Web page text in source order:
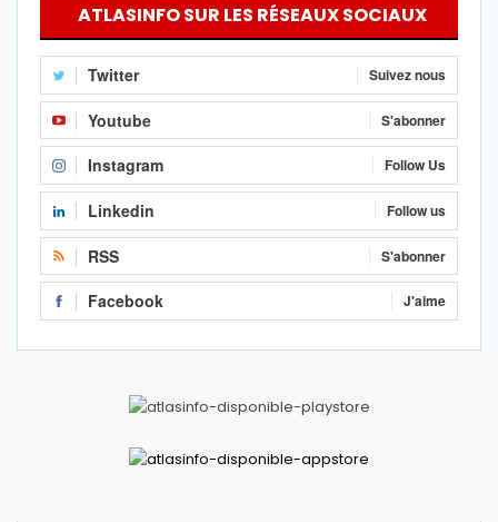
ATLASINFO SUR LES RÉSEAUX SOCIAUX
Twitter Suivez nous
Youtube S'abonner
Instagram Follow Us
Linkedin Follow us
RSS S'abonner
Facebook J'aime